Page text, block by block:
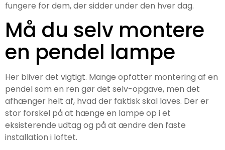
fungere for dem, der sidder under den hver dag.
Må du selv montere
en pendel lampe
Her bliver det vigtigt. Mange opfatter montering af en
pendel som en ren gør det selv-opgave, men det
afhænger helt af, hvad der faktisk skal laves. Der er
stor forskel på at hænge en lampe op i et
eksisterende udtag og på at ændre den faste
installation i loftet.